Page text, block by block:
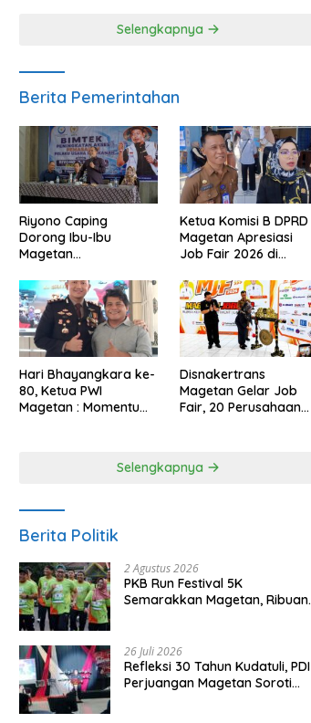
Selengkapnya
Berita Pemerintahan
Riyono Caping
Dorong Ibu-Ibu
Magetan
Ikan, Perkuat Budaya
Gemar Makan Ikan
Ketua Komisi B DPRD
Magetan Apresiasi
Job Fair 2026 di
Anggaran
Hari Bhayangkara ke-
80, Ketua PWI
Magetan : Momentum
Disnakertrans
Magetan Gelar Job
Fair, 20 Perusahaan
Selengkapnya
Berita Politik
2 Agustus 2026
PKB Run Festival 5K
Semarakkan Magetan, Ribuan
26 Juli 2026
Refleksi 30 Tahun Kudatuli, PDI
Perjuangan Magetan Soroti